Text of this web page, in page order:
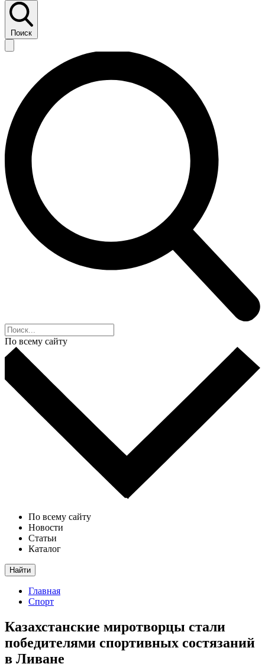
Поиск
По всему сайту
По всему сайту
Новости
Статьи
Каталог
Найти
Главная
Спорт
Казахстанские миротворцы стали
победителями спортивных состязаний
в Ливане